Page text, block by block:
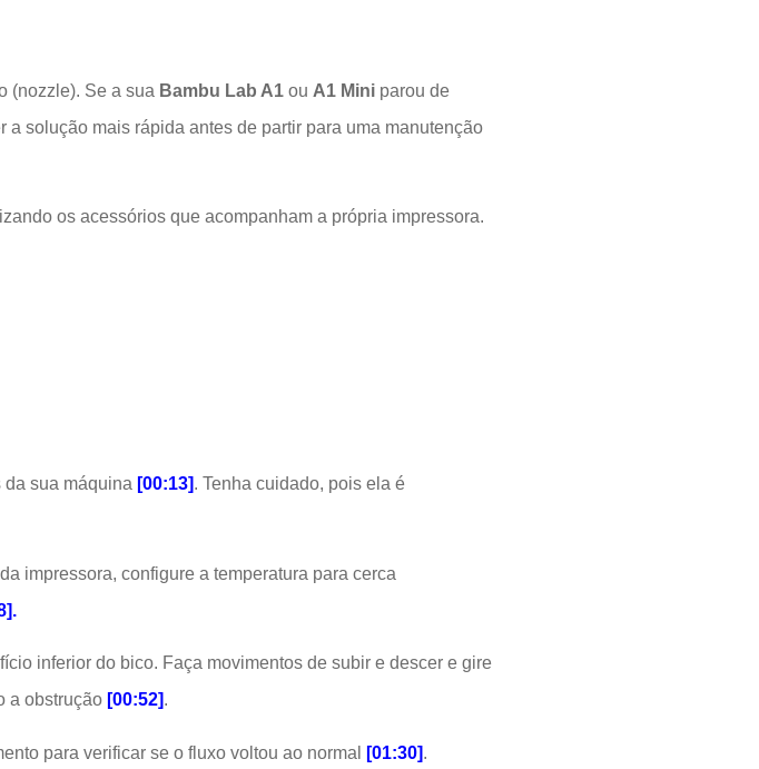
(nozzle). Se a sua Bambu Lab A1 ou A1 Mini parou de
solução mais rápida antes de partir para uma manutenção
os acessórios que acompanham a própria impressora.
da sua máquina [00:13]. Tenha cuidado, pois ela é
impressora, configure a temperatura para cerca
].
inferior do bico. Faça movimentos de subir e descer e gire
a obstrução [00:52].
para verificar se o fluxo voltou ao normal [01:30].